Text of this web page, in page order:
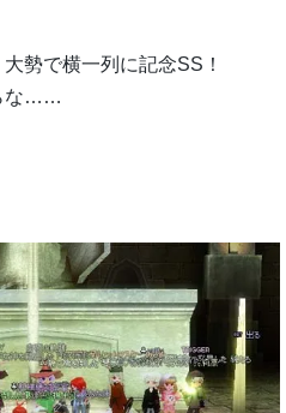
勢で横一列に記念SS！
な……